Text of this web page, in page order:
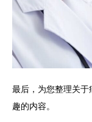
最后，为您整理关
趣的内容。